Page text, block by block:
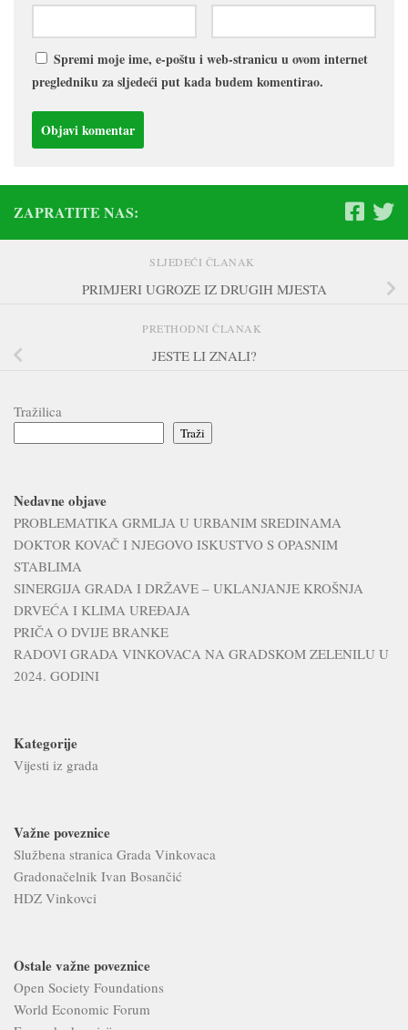
Spremi moje ime, e-poštu i web-stranicu u ovom internet
pregledniku za sljedeći put kada budem komentirao.
ZAPRATITE NAS:
SLJEDEĆI ČLANAK
PRIMJERI UGROZE IZ DRUGIH MJESTA
PRETHODNI ČLANAK
JESTE LI ZNALI?
Tražilica
Traži
Nedavne objave
PROBLEMATIKA GRMLJA U URBANIM SREDINAMA
DOKTOR KOVAČ I NJEGOVO ISKUSTVO S OPASNIM
STABLIMA
SINERGIJA GRADA I DRŽAVE – UKLANJANJE KROŠNJA
DRVEĆA I KLIMA UREĐAJA
PRIČA O DVIJE BRANKE
RADOVI GRADA VINKOVACA NA GRADSKOM ZELENILU U
2024. GODINI
Kategorije
Vijesti iz grada
Važne poveznice
Službena stranica Grada Vinkovaca
Gradonačelnik Ivan Bosančić
HDZ Vinkovci
Ostale važne poveznice
Open Society Foundations
World Economic Forum